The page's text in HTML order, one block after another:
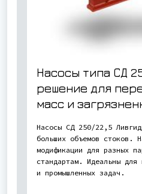
Насосы типа СД
решение для
масс и
Насосы СД 250/22,5
больших объемов стоков.
модификации для разных
стандартам. Идеальны для
и промышленных задач.